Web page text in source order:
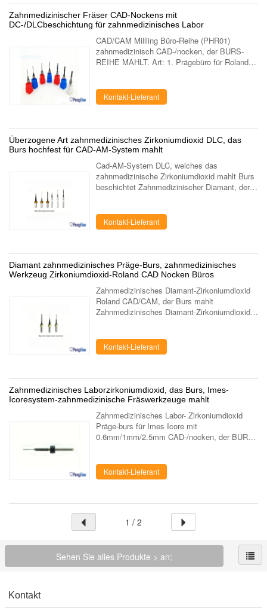
Zahnmedizinischer Fräser CAD-Nockens mit
DC-/DLCbeschichtung für zahnmedizinisches Labor
CAD/CAM Millling Büro-Reihe (PHR01)
zahnmedizinisch CAD-/nocken, der BURS-
REIHE MAHLT. Art: 1. Prägebüro für Roland
Imes-Icore 240...
Kontakt-Lieferant
Überzogene Art zahnmedizinisches Zirkoniumdioxid DLC, das
Burs hochfest für CAD-AM-System mahlt
Cad-AM-System DLC, welches das
zahnmedizinische Zirkoniumdioxid mahlt Burs
beschichtet Zahnmedizinischer Diamant, der
Wolframstangenmate...
Kontakt-Lieferant
Diamant zahnmedizinisches Präge-Burs, zahnmedizinisches
Werkzeug Zirkoniumdioxid-Roland CAD Nocken Büros
Zahnmedizinisches Diamant-Zirkoniumdioxid
Roland CAD/CAM, der Burs mahlt
Zahnmedizinisches Diamant-Zirkoniumdioxid
Wolframstangenmaterials...
Kontakt-Lieferant
Zahnmedizinisches Laborzirkoniumdioxid, das Burs, Imes-
Icoresystem-zahnmedizinische Fräswerkzeuge mahlt
Zahnmedizinisches Labor- Zirkoniumdioxid
Präge-burs für Imes Icore mit
0.6mm/1mm/2.5mm CAD-/nocken, der BURS-
Prägebüro für Sirona ...
Kontakt-Lieferant
1 / 2
Sehen Sie alles Produkte > an;
Kontakt